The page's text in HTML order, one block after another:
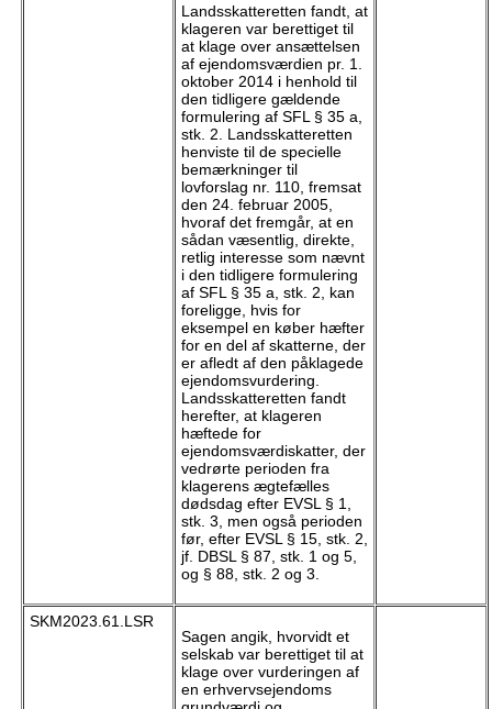
Landsskatteretten fandt, at
klageren var berettiget til
at klage over ansættelsen
af ejendomsværdien pr. 1.
oktober 2014 i henhold til
den tidligere gældende
formulering af SFL § 35 a,
stk. 2. Landsskatteretten
henviste til de specielle
bemærkninger til
lovforslag nr. 110, fremsat
den 24. februar 2005,
hvoraf det fremgår, at en
sådan væsentlig, direkte,
retlig interesse som nævnt
i den tidligere formulering
af SFL § 35 a, stk. 2, kan
foreligge, hvis for
eksempel en køber hæfter
for en del af skatterne, der
er afledt af den påklagede
ejendomsvurdering.
Landsskatteretten fandt
herefter, at klageren
hæftede for
ejendomsværdiskatter, der
vedrørte perioden fra
klagerens ægtefælles
dødsdag efter EVSL § 1,
stk. 3, men også perioden
før, efter EVSL § 15, stk. 2,
jf. DBSL § 87, stk. 1 og 5,
og § 88, stk. 2 og 3.
SKM2023.61.LSR
Sagen angik, hvorvidt et
selskab var berettiget til at
klage over vurderingen af
en erhvervsejendoms